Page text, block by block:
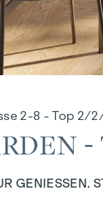
2-8 - Top 2/
GENIESSEN.